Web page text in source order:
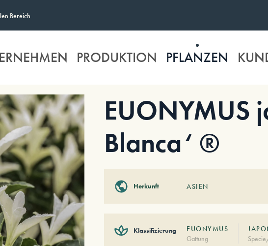
Bereich
PRODUKTION PFLANZEN
EUONYMUS
Blanca‘ ®
Herkunft ASIEN
Klassifizierung
EUONYMUS
Gattung